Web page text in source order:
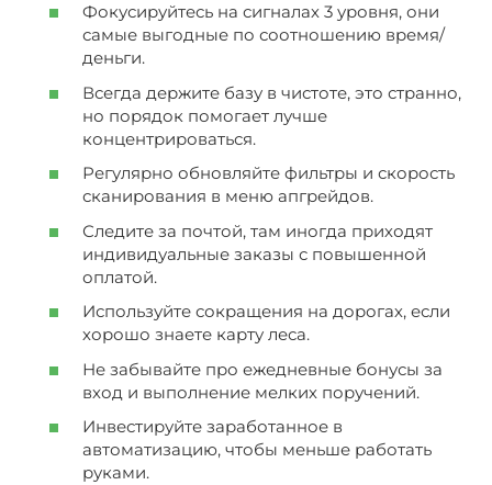
Фокусируйтесь на сигналах 3 уровня, они
самые выгодные по соотношению время/
деньги.
Всегда держите базу в чистоте, это странно,
но порядок помогает лучше
концентрироваться.
Регулярно обновляйте фильтры и скорость
сканирования в меню апгрейдов.
Следите за почтой, там иногда приходят
индивидуальные заказы с повышенной
оплатой.
Используйте сокращения на дорогах, если
хорошо знаете карту леса.
Не забывайте про ежедневные бонусы за
вход и выполнение мелких поручений.
Инвестируйте заработанное в
автоматизацию, чтобы меньше работать
руками.